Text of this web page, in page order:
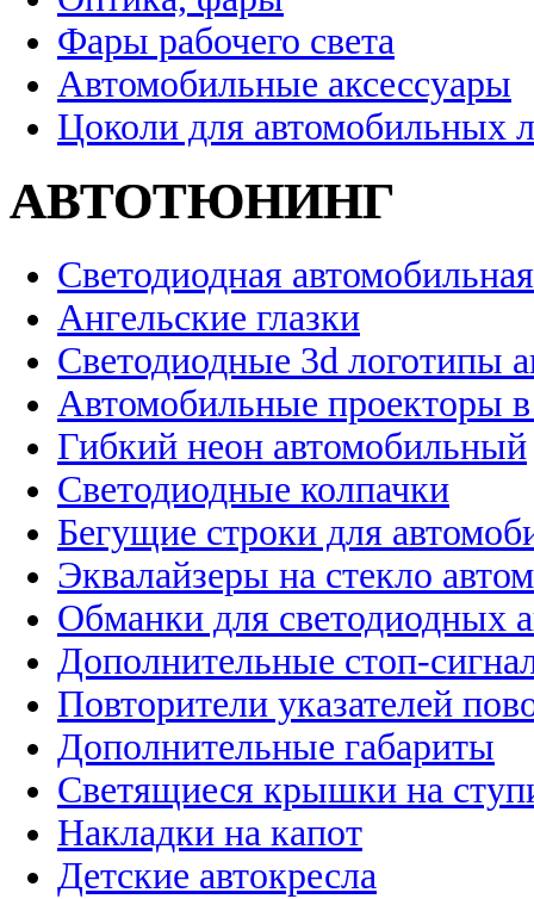
Фары рабочего света
Автомобильные аксессуары
Цоколи для автомобильных
АВТОТЮНИНГ
Светодиодная
Ангельские глазки
Светодиодные 3d логотипы
Автомобильные проекторы
Гибкий неон автомобильный
Светодиодные колпачки
Бегущие строки для
Эквалайзеры на стекло
Обманки для светодиодных
Дополнительные стоп-
Повторители указателей
Дополнительные габариты
Светящиеся крышки на
Накладки на капот
Детские автокресла